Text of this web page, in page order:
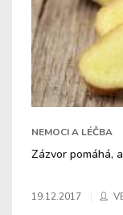
NEMOCI A LÉČBA
Zázvor pomáhá,
19.12.2017